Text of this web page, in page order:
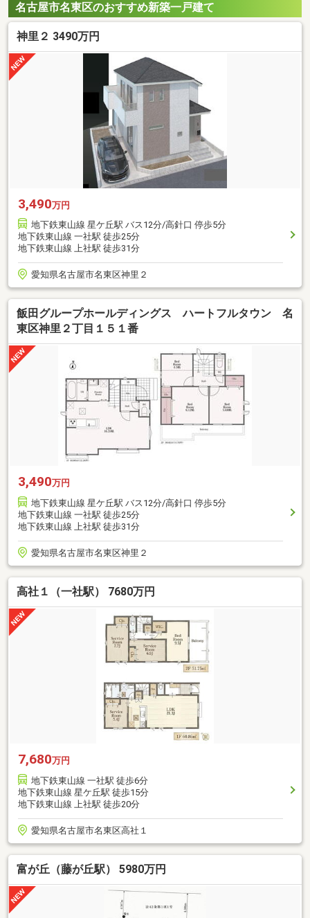
名古屋市名東区のおすすめ新築一戸建て
神里２ 3490万円
3,490万円
地下鉄東山線 星ケ丘駅 バス12分/高針口 停歩5分
地下鉄東山線 一社駅 徒歩25分
地下鉄東山線 上社駅 徒歩31分
愛知県名古屋市名東区神里２
飯田グループホールディングス ハートフルタウン 名
東区神里２丁目１５１番
3,490万円
地下鉄東山線 星ケ丘駅 バス12分/高針口 停歩5分
地下鉄東山線 一社駅 徒歩25分
地下鉄東山線 上社駅 徒歩31分
愛知県名古屋市名東区神里２
高社１（一社駅） 7680万円
7,680万円
地下鉄東山線 一社駅 徒歩6分
地下鉄東山線 星ケ丘駅 徒歩15分
地下鉄東山線 上社駅 徒歩20分
愛知県名古屋市名東区高社１
富が丘（藤が丘駅） 5980万円